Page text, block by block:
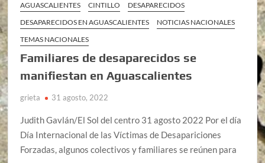
AGUASCALIENTES CINTILLO
DESAPARECIDOS
DESAPARECIDOS EN AGUASCALIENTES
NOTICIAS NACIONALES
TEMAS NACIONALES
Familiares de desaparecidos se
manifiestan en Aguascalientes
grieta 31 agosto, 2022
Judith Gavlán/El Sol del centro 31 agosto 2022 Por el día
Día Internacional de las Víctimas de Desapariciones
Forzadas, algunos colectivos y familiares se reúnen para